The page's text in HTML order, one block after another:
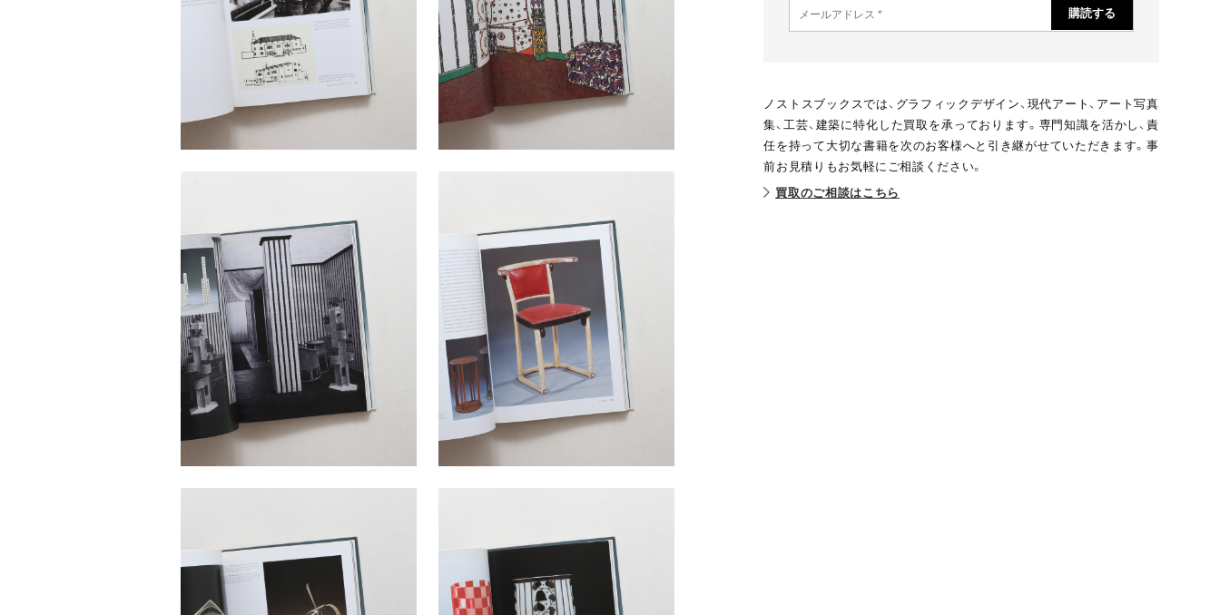
ノストスブックスでは、グラフィックデザイン、現代アート、アート写真
集、工芸、建築に特化した買取を承っております。専門知識を活かし、責
任を持って大切な書籍を次のお客様へと引き継がせていただきます。事
前お見積りもお気軽にご相談ください。
買取のご相談はこちら